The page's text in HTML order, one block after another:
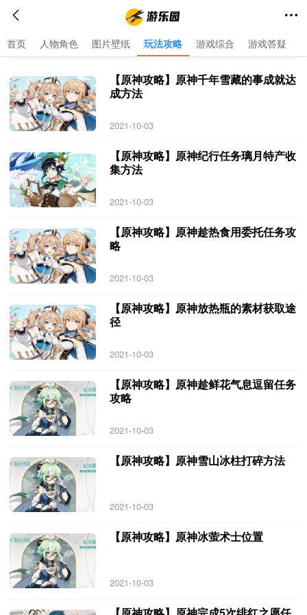
首页 人物角色 图片壁纸 玩法攻略 游戏综合 游戏答疑
首页 玩法攻略 与 玩法攻略 相关的文章
【原神攻略】原神千年雪藏的事成就达
成方法
2021-10-03
【原神攻略】原神纪行任务璃月特产收
集方法
2021-10-03
【原神攻略】原神趁热食用委托任务攻
略
2021-10-03
【原神攻略】原神放热瓶的素材获取途
径
2021-10-03
【原神攻略】原神趁鲜花气息逗留任务
攻略
2021-10-03
【原神攻略】原神雪山冰柱打碎方法
2021-10-03
【原神攻略】原神冰萤术士位置
2021-10-03